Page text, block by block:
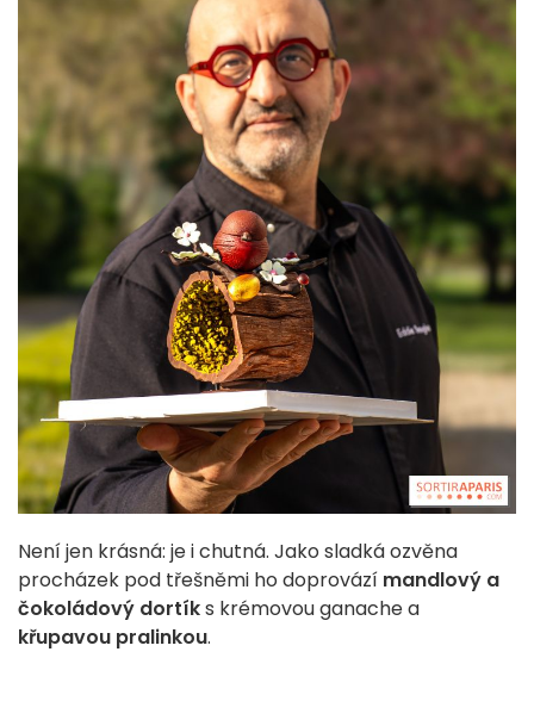
Není jen krásná: je i chutná. Jako sladká ozvěna
procházek pod třešněmi ho doprovází mandlový a
čokoládový dortíks krémovou ganache a
křupavou pralinkou.